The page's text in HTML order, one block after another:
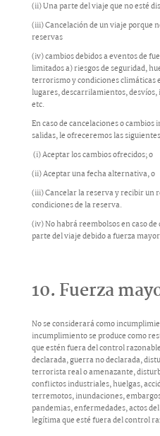
(ii) Una parte del viaje que no esté
(iii) Cancelación de un viaje porque
reservas
(iv) cambios debidos a eventos de
limitados a) riesgos de seguridad,
terrorismo y condiciones climáticas
lugares, descarrilamientos,
etc.
En caso de cancelaciones o
salidas, le ofreceremos las
(i) Aceptar los cambios ofrecidos; o
(ii) Aceptar una fecha alternativa, o
(iii) Cancelar la reserva y recibir un
condiciones de la reserva.
(iv) No habrá reembolsos en caso
parte del viaje debido a fuerza
10. Fuerza
No se considerará como
incumplimiento se produce como
que estén fuera del control
declarada, guerra no declarada,
terrorista real o amenazante,
conflictos industriales, huelgas,
terremotos, inundaciones,
pandemias, enfermedades, actos
legítima que esté fuera del control